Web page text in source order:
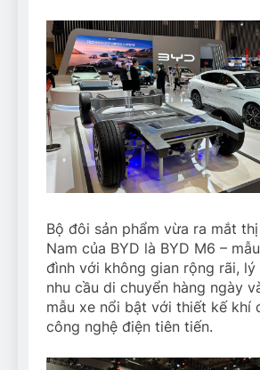
Bộ đôi sản phẩm vừa ra mắt
Nam của BYD là BYD M6 –
đình với không gian rộng rãi,
nhu cầu di chuyển hàng ngày
mẫu xe nổi bật với thiết kế khí
công nghệ điện tiên tiến.